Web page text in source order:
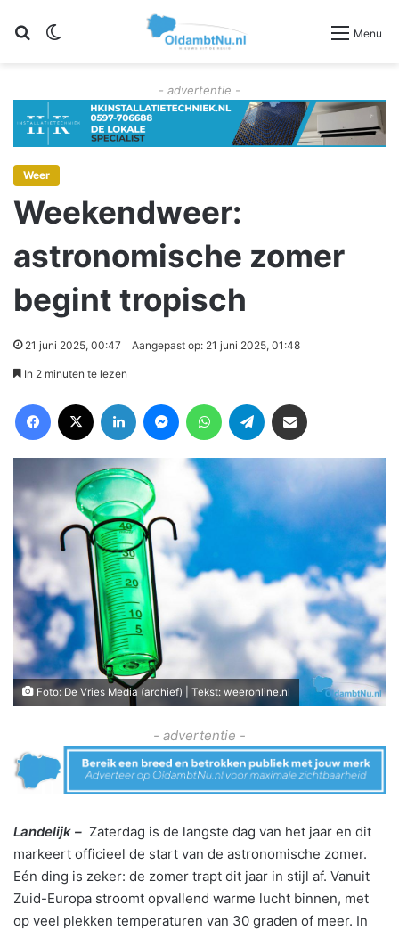
Zoeken Menu
- advertentie -
Weer
Weekendweer:
astronomische zomer
begint tropisch
21 juni 2025, 00:47 Aangepast op: 21 juni 2025, 01:48
In 2 minuten te lezen
Foto: De Vries Media (archief) | Tekst: weeronline.nl
- advertentie -
Landelijk – Zaterdag is de langste dag van het jaar en dit
markeert officieel de start van de astronomische zomer.
Eén ding is zeker: de zomer trapt dit jaar in stijl af. Vanuit
Zuid-Europa stroomt opvallend warme lucht binnen, met
op veel plekken temperaturen van 30 graden of meer. In